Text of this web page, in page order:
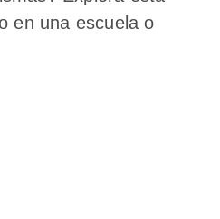
en una escuela o